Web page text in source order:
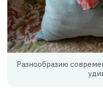
Разнообразию